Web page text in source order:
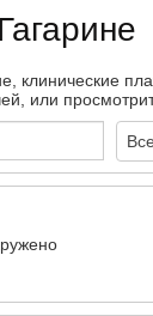
клинические
или